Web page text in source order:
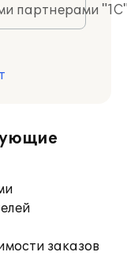
партнерами
заказов